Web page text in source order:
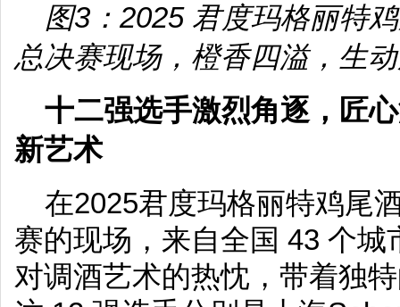
图3：2025 君度玛格丽特
总决赛现场，橙香四溢，生
十二强选手激烈角逐，匠心
新艺术
在2025君度玛格丽特鸡尾
赛的现场，来自全国 43 个
对调酒艺术的热忱，带着独